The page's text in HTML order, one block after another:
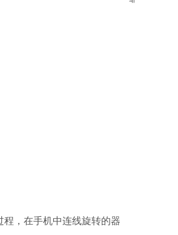
，在手机中连线旋转的器